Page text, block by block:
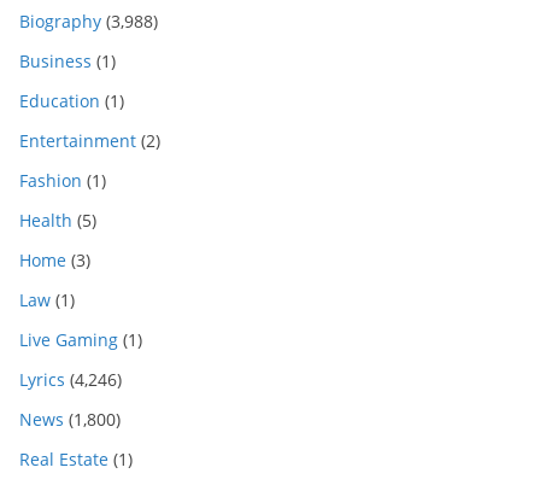
Biography (3,988)
Business (1)
Education (1)
Entertainment (2)
Fashion (1)
Health (5)
Home (3)
Law (1)
Live Gaming (1)
Lyrics (4,246)
News (1,800)
Real Estate (1)